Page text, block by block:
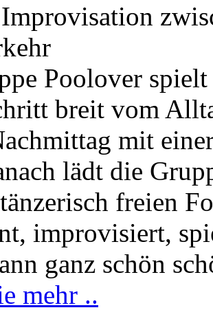
Poolover
breit vom
mit
lädt die
freien
improvisiert,
ganz schön
mehr ..